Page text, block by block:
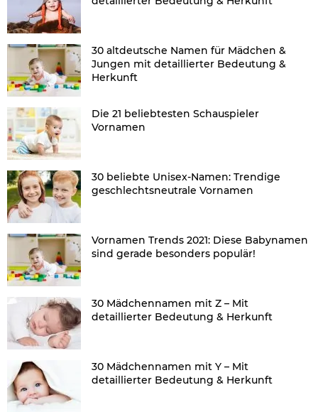
30 altdeutsche Namen für Mädchen &
Jungen mit detaillierter Bedeutung &
Herkunft
Die 21 beliebtesten Schauspieler
Vornamen
30 beliebte Unisex-Namen: Trendige
geschlechtsneutrale Vornamen
Vornamen Trends 2021: Diese Babynamen
sind gerade besonders populär!
30 Mädchennamen mit Z – Mit
detaillierter Bedeutung & Herkunft
30 Mädchennamen mit Y – Mit
detaillierter Bedeutung & Herkunft